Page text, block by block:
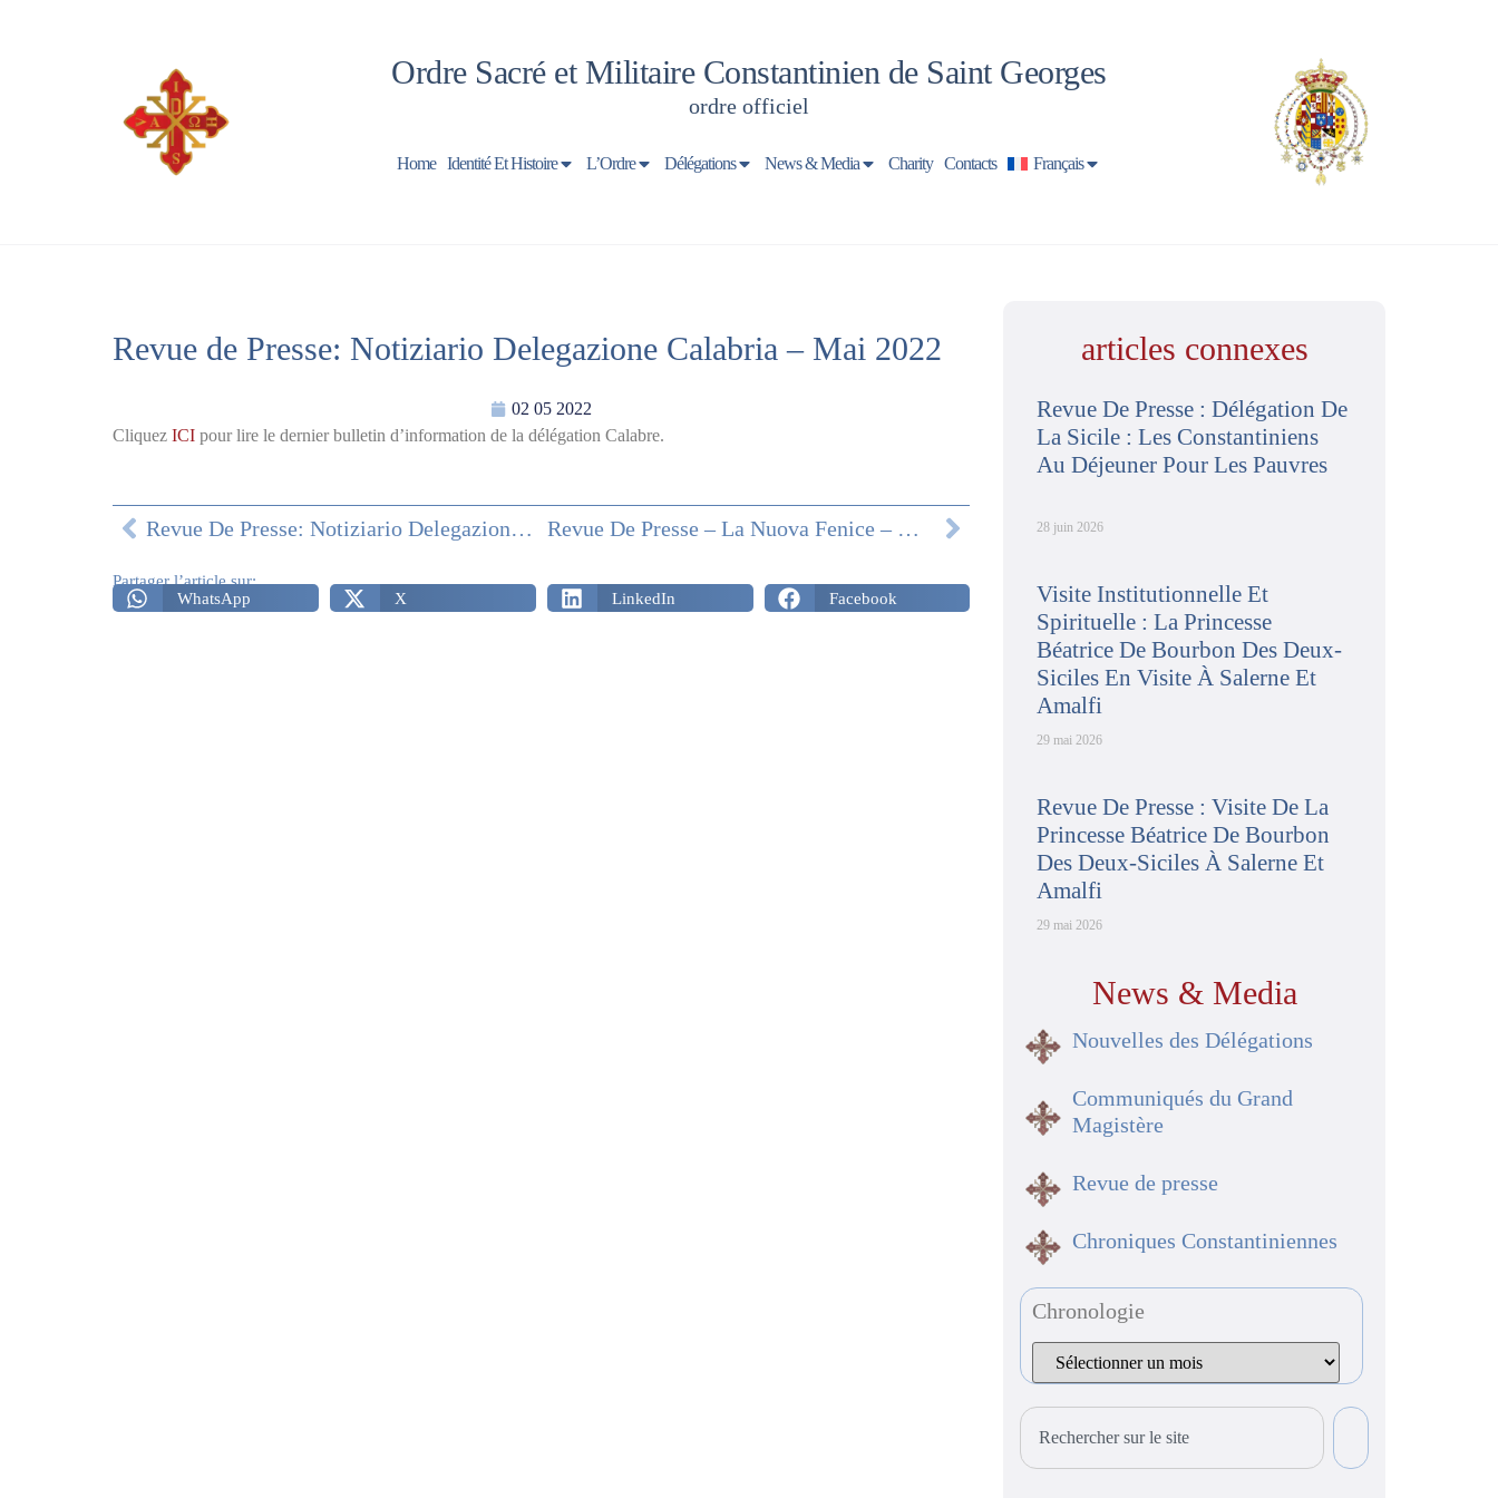
Ordre Sacré et Militaire Constantinien de Saint Georges
ordre officiel
Home Identité Et Histoire L’Ordre Délégations News & Media Charity Contacts Français
Revue de Presse: Notiziario Delegazione Calabria – Mai 2022
02 05 2022
CliquezICIpour lire le dernier bulletin d’information de la délégation Calabre.
Revue De Presse: Notiziario Delegazione Calabria – Avril 2022 Revue De Presse – La Nuova Fenice – Mai 2022
Partager l’article sur:
WhatsApp
X LinkedIn Facebook
articles connexes
Revue De Presse : Délégation De
La Sicile : Les Constantiniens
Au Déjeuner Pour Les Pauvres
28 juin 2026
Visite Institutionnelle Et
Spirituelle : La Princesse
Béatrice De Bourbon Des Deux-
Siciles En Visite À Salerne Et
Amalfi
29 mai 2026
Revue De Presse : Visite De La
Princesse Béatrice De Bourbon
Des Deux-Siciles À Salerne Et
Amalfi
29 mai 2026
News & Media
Nouvelles des Délégations
Communiqués du Grand
Magistère
Revue de presse
Chroniques Constantiniennes
Chronologie